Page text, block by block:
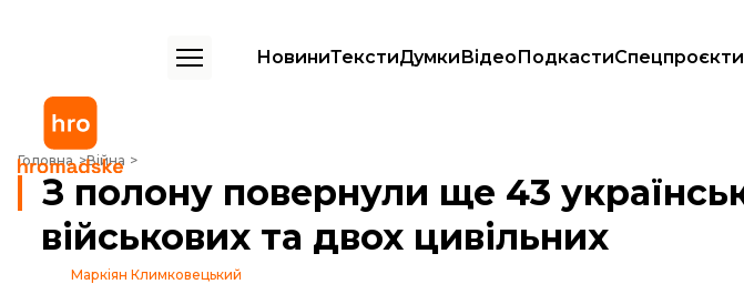
НовиниТекстиДумкиВідеоПодкастиСпецпроєкти
Головна Війна
З полону повернули ще 43 українських військових та двох цивільних
З полону повернули ще 43
військових та двох цивільних
Маркіян Климковецький